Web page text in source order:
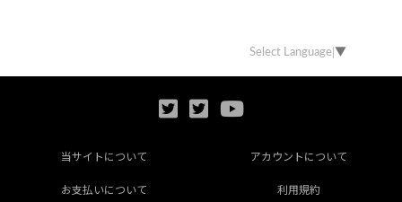
Select Language ▼
当サイトについて アカウントについて
お支払いについて 利用規約